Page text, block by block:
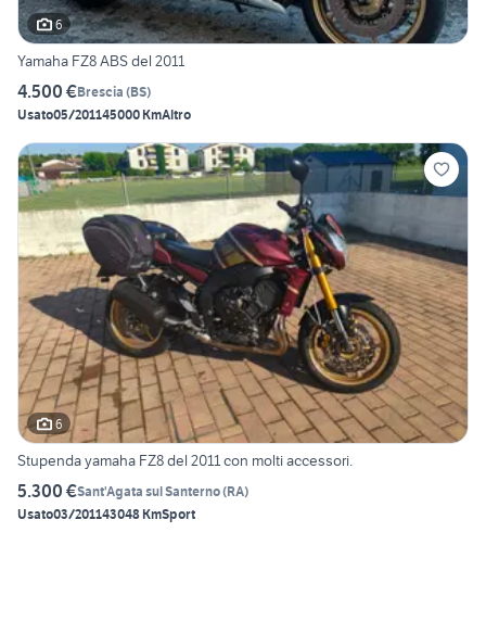
6
Yamaha FZ8 ABS del 2011
4.500 €Brescia (BS)
Usato05/201145000 KmAltro
6
Stupenda yamaha FZ8 del 2011 con molti accessori.
5.300 €Sant'Agata sul Santerno(RA)
Usato03/201143048 KmSport